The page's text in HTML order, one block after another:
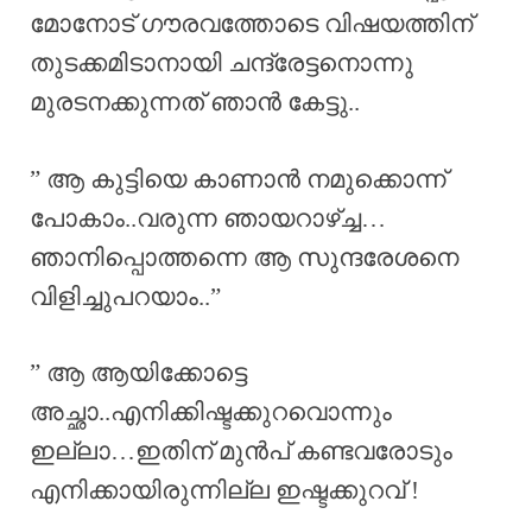
മോനോട് ഗൗരവത്തോടെ വിഷയത്തിന്
തുടക്കമിടാനായി ചന്ദ്രേട്ടനൊന്നു
മുരടനക്കുന്നത് ഞാൻ കേട്ടു..
” ആ കുട്ടിയെ കാണാൻ നമുക്കൊന്ന്
പോകാം..വരുന്ന ഞായറാഴ്ച്ച…
ഞാനിപ്പൊത്തന്നെ ആ സുന്ദരേശനെ
വിളിച്ചുപറയാം..”
” ആ ആയിക്കോട്ടെ
അച്ഛാ..എനിക്കിഷ്ടക്കുറവൊന്നും
ഇല്ലാ…ഇതിന് മുൻപ് കണ്ടവരോടും
എനിക്കായിരുന്നില്ല ഇഷ്ടക്കുറവ് !